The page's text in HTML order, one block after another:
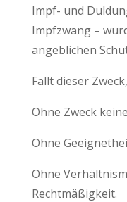
Impf- und
Impfzwang –
angeblichen
Fällt dieser
Ohne Zweck
Ohne
Ohne
Rechtmäßigkeit.